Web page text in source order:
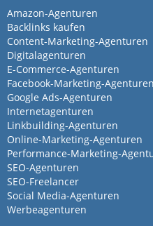
Linkbuilding
Webdesign
Absolut
von Rechtsanwälte Conze
Conze Koch Kessels · 2 bis
2023
Sehr freundliche und
Kommunikation vor
der Auftragserteilung
Amazon-Agenturen
Backlinks kaufen
Content-Marketing-Agenturen
Digitalagenturen
E-Commerce-Agenturen
Facebook-Marketing-Agenturen
Google Ads-Agenturen
Internetagenturen
Linkbuilding-Agenturen
Online-Marketing-Agenturen
Performance-Marketing-
SEO-Agenturen
SEO-Freelancer
Social Media-Agenturen
Werbeagenturen